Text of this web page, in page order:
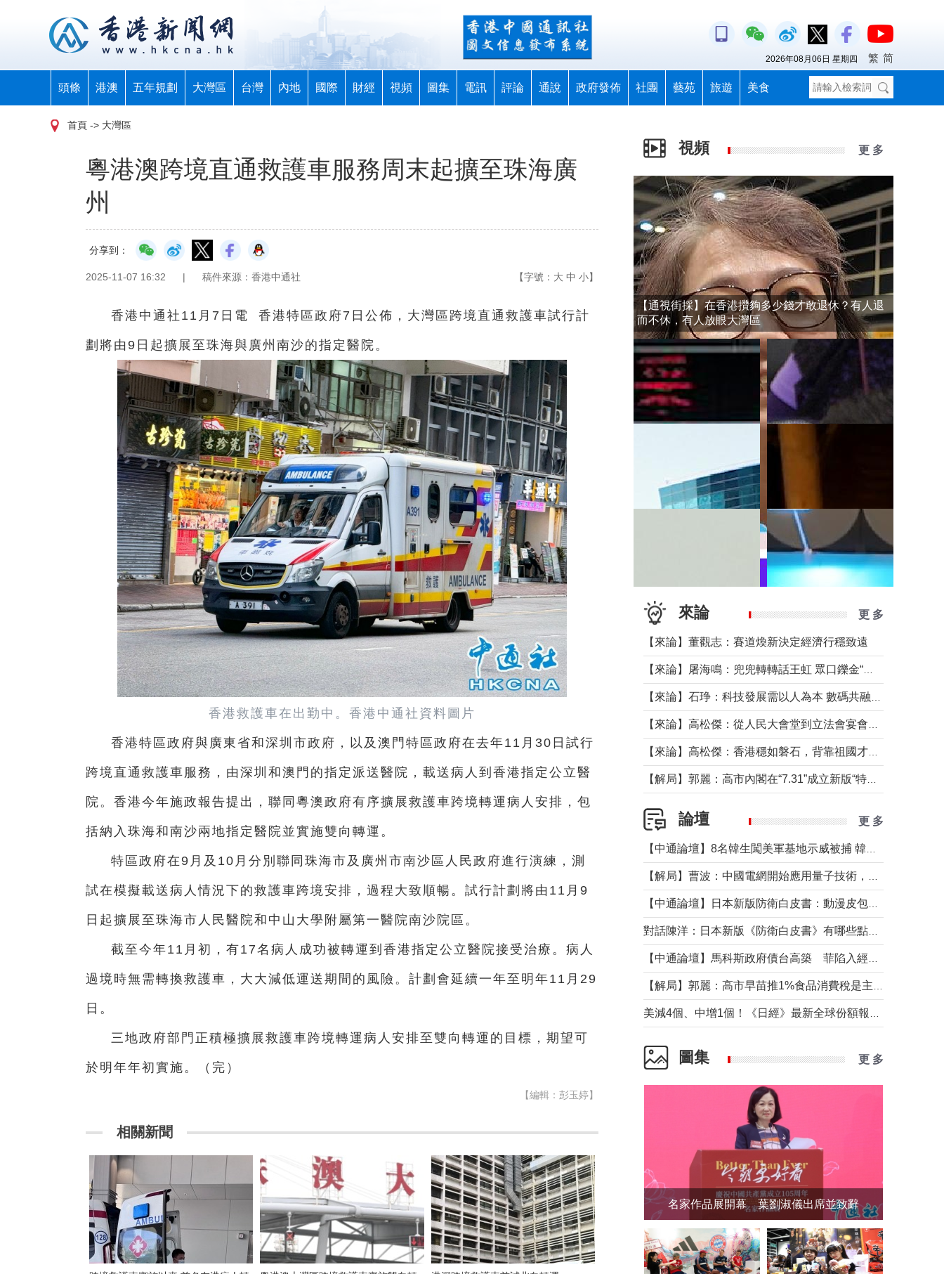
頭條 港澳 五年規劃 大灣區 台灣 內地 國際 財經 視頻 圖集 電訊 評論 通說 政府發佈 社團 藝苑 旅遊 美食
2026年08月06日 星期四 繁 简
首頁 -> 大灣區
粵港澳跨境直通救護車服務周末起擴至珠海廣
州
分享到：
2025-11-07 16:32 | 稿件來源：香港中通社 【字號： 大 中 小】
香港中通社11月7日電 香港特區政府7日公佈，大灣區跨境直通救護車試行計
劃將由9日起擴展至珠海與廣州南沙的指定醫院。
香港救護車在出勤中。香港中通社資料圖片
香港特區政府與廣東省和深圳市政府，以及澳門特區政府在去年11月30日試行
跨境直通救護車服務，由深圳和澳門的指定派送醫院，載送病人到香港指定公立醫
院。香港今年施政報告提出，聯同粵澳政府有序擴展救護車跨境轉運病人安排，包
括納入珠海和南沙兩地指定醫院並實施雙向轉運。
特區政府在9月及10月分別聯同珠海市及廣州市南沙區人民政府進行演練，測
試在模擬載送病人情況下的救護車跨境安排，過程大致順暢。試行計劃將由11月9
日起擴展至珠海市人民醫院和中山大學附屬第一醫院南沙院區。
截至今年11月初，有17名病人成功被轉運到香港指定公立醫院接受治療。病人
過境時無需轉換救護車，大大減低運送期間的風險。計劃會延續一年至明年11月29
日。
三地政府部門正積極擴展救護車跨境轉運病人安排至雙向轉運的目標，期望可
於明年年初實施。（完）
【編輯：彭玉婷】
相關新聞
視頻 更 多
【通視街採】在香港攢夠多少錢才敢退休？有人退
而不休，有人放眼大灣區
來論 更 多
【來論】董觀志：賽道煥新決定經濟行穩致遠
論壇 更 多
圖集 更 多
名家作品展開幕 葉劉淑儀出席並致辭